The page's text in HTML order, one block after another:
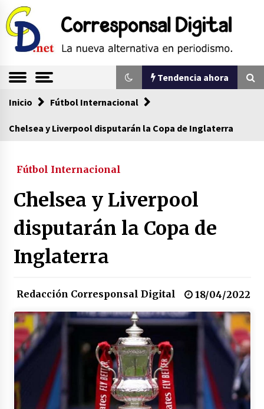
Saltar
al
contenido
Corresponsal
Digital
La nueva alternativa en periodismo
Tendencia ahora
Tendencia ahora
07/08/2026
Sin ser abogado del diablo
20/06/2026
Se eligen los supuestos futuros roedores del
congreso en Colombia
17/01/2026
Irán, donde están los pinches grupos
feministas
16/01/2026
Inicio Fútbol Internacional
Chelsea y Liverpool disputarán la Copa de Inglaterra
Fútbol Internacional
Chelsea y Liverpool
disputarán la Copa de
Inglaterra
Redacción Corresponsal Digital 18/04/2022